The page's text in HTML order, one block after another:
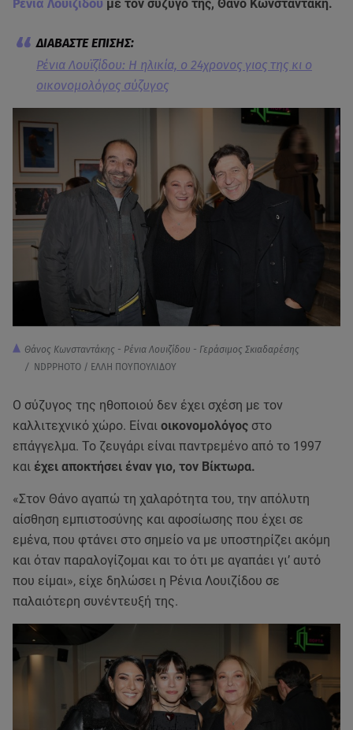
Ρένια Λουϊζίδου με τον σύζυγό της, Θάνο Κωνσταντάκη.
Ρένια Λουϊζίδου: Η ηλικία, ο 24χρονος γιος της κι ο
οικονομολόγος σύζυγος
Θάνος Κωνσταντάκης - Ρένια Λουιζίδου - Γεράσιμος Σκιαδαρέσης
/ NDPPHOTO / ΕΛΛΗ ΠΟΥΠΟΥΛΙΔΟΥ
Ο σύζυγος της ηθοποιού δεν έχει σχέση με τον
καλλιτεχνικό χώρο. Είναι οικονομολόγος στο
επάγγελμα. Το ζευγάρι είναι παντρεμένο από το 1997
και έχει αποκτήσει έναν γιο, τον Βίκτωρα.
«Στον Θάνο αγαπώ τη χαλαρότητα του, την απόλυτη
αίσθηση εμπιστοσύνης και αφοσίωσης που έχει σε
εμένα, που φτάνει στο σημείο να με υποστηρίζει ακόμη
και όταν παραλογίζομαι και το ότι με αγαπάει γι’ αυτό
που είμαι», είχε δηλώσει η Ρένια Λουιζίδου σε
παλαιότερη συνέντευξή της.